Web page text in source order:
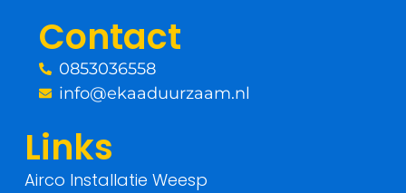
k
-
Contact
0853036558
info@ekaaduurzaam.nl
Links
Airco Installatie Weesp